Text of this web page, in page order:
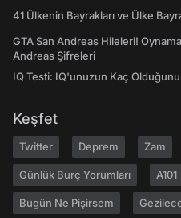
41 Ülkenin Bayrakları ve Ülke
GTA San Andreas Hileleri!
Andreas Şifreleri
IQ Testi: IQ'unuzun Kaç
Keşfet
Twitter Deprem Zam
Günlük Burç Yorumları A101
Bugün Ne Pişirsem